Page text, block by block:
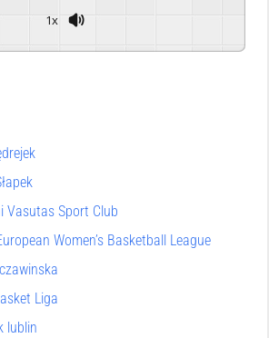
1x
Vasutas Sport Club
Women’s Basketball League
Liga
lublin